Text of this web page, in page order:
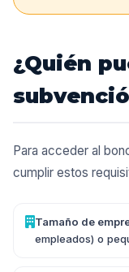
¿Quién
Para acceder al
cumplir estos
Tamaño de
empleados) o